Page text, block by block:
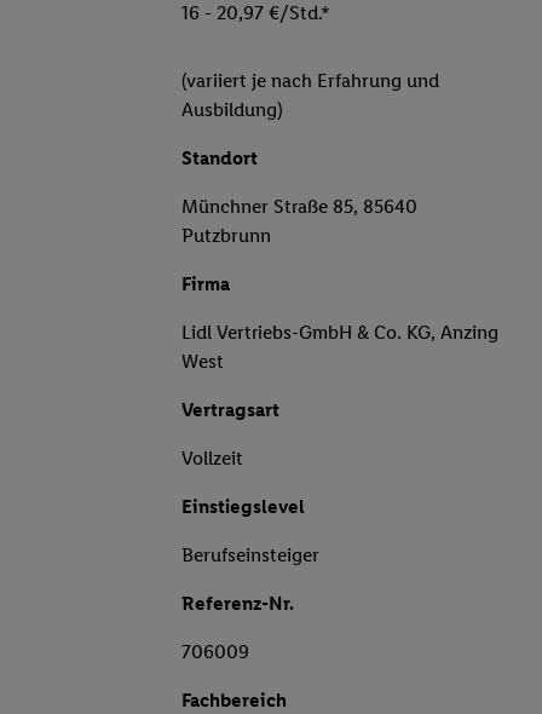
16 - 20,97 €/Std.*
(variiert je nach Erfahrung und
Ausbildung)
Standort
Münchner Straße 85, 85640
Putzbrunn
Firma
Lidl Vertriebs-GmbH & Co. KG, Anzing
West
Vertragsart
Vollzeit
Einstiegslevel
Berufseinsteiger
Referenz-Nr.
706009
Fachbereich